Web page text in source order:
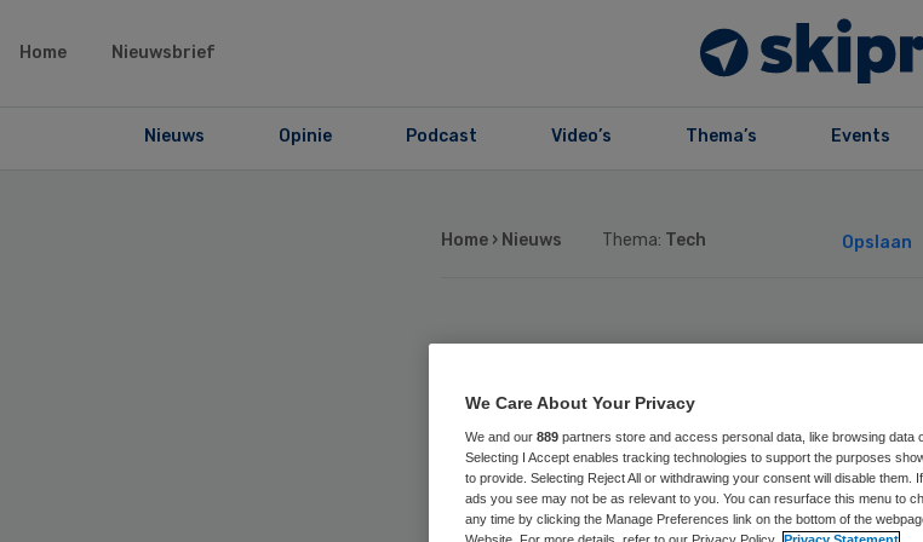
Home Nieuwsbrief
Nieuws Opinie Podcast Video’s Thema’s Events
Home › Nieuws Thema: Tech Opslaan
Santeon en
werken
We Care About Your Privacy
We and our 889 partners store and access personal data, like browsing data
Selecting I Accept enables tracking technologies to support the purposes
to provide. Selecting Reject All or withdrawing your consent will disable them.
ads you see may not be as relevant to you. You can resurface this menu to
any time by clicking the Manage Preferences link on the bottom of the